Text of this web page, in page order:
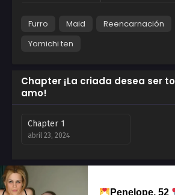
Furro Maid Reencarnación
Yomichi ten
Chapter ¡La criada desea ser
amo!
Chapter 1
abril 23, 2024
Penelope, 52